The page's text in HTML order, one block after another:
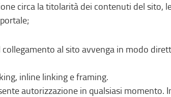
circa la titolarità dei contenuti del sito,
al sito avvenga in modo
inline linking e framing.
autorizzazione in qualsiasi momento.